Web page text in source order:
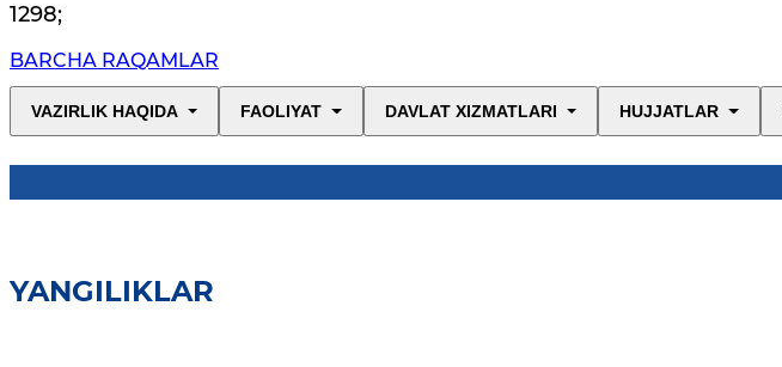
1298;
BARCHA RAQAMLAR
VAZIRLIK HAQIDA FAOLIYAT DAVLAT XIZMATLARI HUJJATLAR
YANGILIKLAR